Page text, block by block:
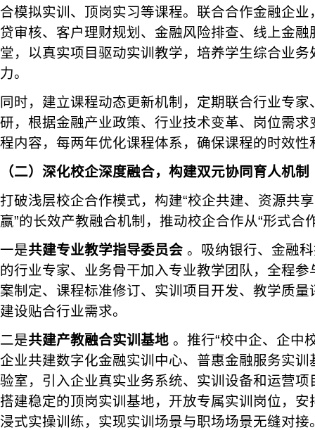
合模拟实训、顶岗实习等课程。联合合作金融企
贷审核、客户理财规划、金融风险排查、线上金
堂，以真实项目驱动实训教学，培养学生综合业
力。
同时，建立课程动态更新机制，定期联合行业专
研，根据金融产业政策、行业技术变革、岗位需
程内容，每两年优化课程体系，确保课程的时效性
（二）深化校企深度融合，构建双元协同育人机制
打破浅层校企合作模式，构建“校企共建、资源共
赢”的长效产教融合机制，推动校企合作从“形式合
一是共建专业教学指导委员会 。吸纳银行、金融
的行业专家、业务骨干加入专业教学团队，全程
案制定、课程标准修订、实训项目开发、教学质
建设贴合行业需求。
二是共建产教融合实训基地 。推行“校中企、企中
企业共建数字化金融实训中心、普惠金融服务实
验室，引入企业真实业务系统、实训设备和运营
搭建稳定的顶岗实训基地，开放专属实训岗位，
浸式实操训练，实现实训场景与职场场景无缝对接